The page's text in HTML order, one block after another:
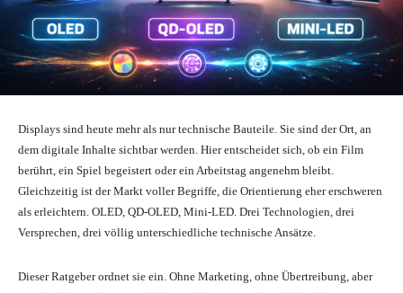
Displays sind heute mehr als nur technische Bauteile. Sie sind der Ort, an
dem digitale Inhalte sichtbar werden. Hier entscheidet sich, ob ein Film
berührt, ein Spiel begeistert oder ein Arbeitstag angenehm bleibt.
Gleichzeitig ist der Markt voller Begriffe, die Orientierung eher erschweren
als erleichtern. OLED, QD-OLED, Mini-LED. Drei Technologien, drei
Versprechen, drei völlig unterschiedliche technische Ansätze.
Dieser Ratgeber ordnet sie ein. Ohne Marketing, ohne Übertreibung, aber